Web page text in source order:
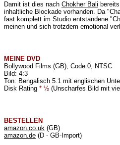
Damit ist dies nach Chokher Bali
inhaltliche Blockade vorhanden. Da
fast komplett im Studio entstandene
meinen und sich trotzdem emotional
MEINE DVD
Bollywood Films (GB), Code 0, NTSC
Bild: 4:3
Ton: Bengalisch 5.1 mit englischen
Disk Rating * ½ (Unscharfes Bild mit
BESTELLEN
amazon.co.uk (GB)
amazon.de (D - GB-Import)